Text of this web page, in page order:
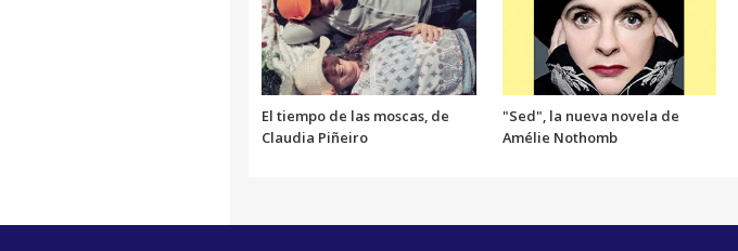
El tiempo de las moscas, de
Claudia Piñeiro
"Sed", la nueva novela de
Amélie Nothomb